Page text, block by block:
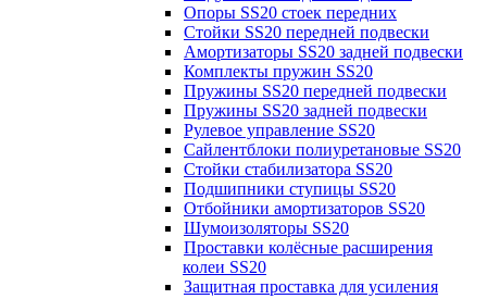
Опоры SS20 стоек передних
Стойки SS20 передней подвески
Амортизаторы SS20 задней подвески
Комплекты пружин SS20
Пружины SS20 передней подвески
Пружины SS20 задней подвески
Рулевое управление SS20
Сайлентблоки полиуретановые SS20
Стойки стабилизатора SS20
Подшипники ступицы SS20
Отбойники амортизаторов SS20
Шумоизоляторы SS20
Проставки колёсные расширения
колеи SS20
Защитная проставка для усиления